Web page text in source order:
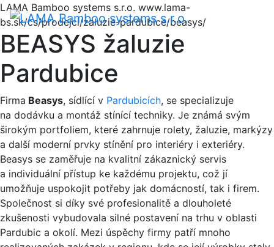
LAMA Bamboo systems s.r.o. www.lama-
bs.sk/cs/prodejci/zaluzie-pardubice/beasys/
BEASYS žaluzie
Pardubice
Firma Beasys, sídlící v Pardubicích, se specializuje
na dodávku a montáž stínící techniky. Je známá svým
širokým portfoliem, které zahrnuje rolety, žaluzie, markýzy
a další moderní prvky stínění pro interiéry i exteriéry.
Beasys se zaměřuje na kvalitní zákaznický servis
a individuální přístup ke každému projektu, což jí
umožňuje uspokojit potřeby jak domácností, tak i firem.
Společnost si díky své profesionalitě a dlouholeté
zkušenosti vybudovala silné postavení na trhu v oblasti
Pardubic a okolí. Mezi úspěchy firmy patří mnoho